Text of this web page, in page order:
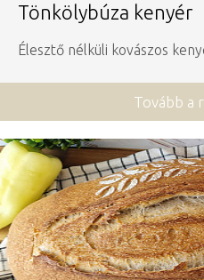
Tönkölybúza kenyér
Élesztő nélküli kovászos
Tovább a